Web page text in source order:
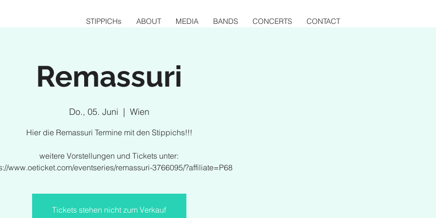
STIPPICHs ABOUT MEDIA BANDS CONCERTS CONTACT
Remassuri
Do., 05. Juni
  |
Wien
Hier die Remassuri Termine mit den Stippichs!!!
weitere Vorstellungen und Tickets unter:
www.oeticket.com/eventseries/remassuri-3766095/?affiliate=P68
Tickets stehen nicht zum Verkauf